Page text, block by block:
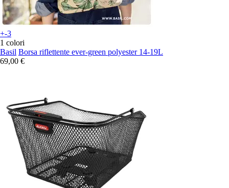
+-3
1 colori
Basil Borsa riflettente ever-green polyester 14-19L
69,00 €